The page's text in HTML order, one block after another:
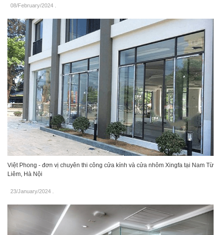
08/February/2024 .
Việt Phong - đơn vị chuyên thi công cửa kính và cửa nhôm Xingfa tại Nam Từ
Liêm, Hà Nội
23/January/2024